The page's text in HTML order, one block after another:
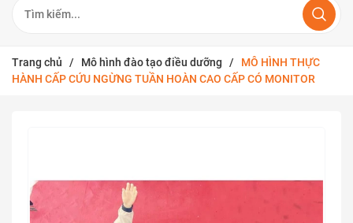
Trang chủ / Mô hình đào tạo điều dưỡng /
MÔ HÌNH THỰC
HÀNH CẤP CỨU NGỪNG TUẦN HOÀN CAO CẤP CÓ MONITOR